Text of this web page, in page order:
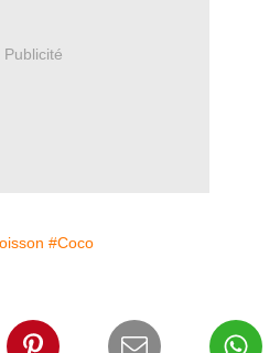
Publicité
#Coco